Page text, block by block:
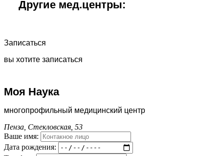
Другие мед.центры:
Записаться
вы хотите записаться
Моя Наука
многопрофильный медицинский центр
Пенза, Стекловская, 53
Ваше имя:
Дата рождения: